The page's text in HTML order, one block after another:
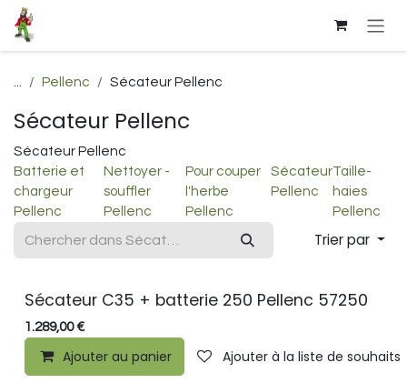
Se rendre au contenu
... Pellenc Sécateur Pellenc
Sécateur Pellenc
Sécateur Pellenc
Batterie et
chargeur
Pellenc
Nettoyer -
souffler
Pellenc
Pour couper
l'herbe
Pellenc
Sécateur
Pellenc
Taille-
haies
Pellenc
Trier par
Sécateur C35 + batterie 250 Pellenc 57250
1.289,00€
Ajouter au panier Ajouter à la liste de souhaits